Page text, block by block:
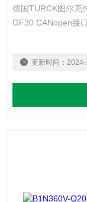
德国TURCK图尔克
GF30 CANopen接口
更新时间：